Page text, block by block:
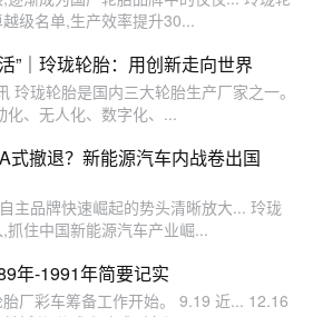
级名单,生产效率提升30...
”｜玲珑轮胎：用创新走向世界
玲珑轮胎是国内三大轮胎生产厂家之一。
、无人化、数字化、...
式撤退？新能源汽车内战卷出国
主品牌快速崛起的势头清晰放大... 玲珑
住中国新能源汽车产业崛...
年-1991年简要记实
厂彩车筹备工作开始。 9.19 近... 12.16